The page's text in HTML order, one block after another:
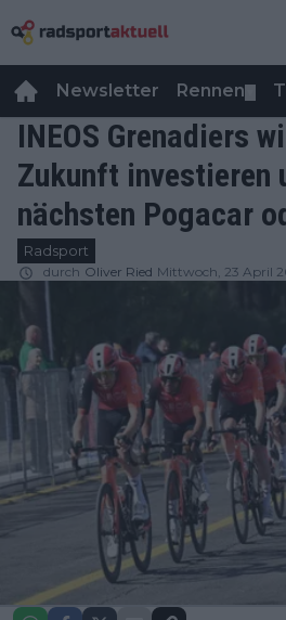
Newsletter Rennen
INEOS Grenadiers
Zukunft investieren
nächsten Pogacar
Radsport
durch Oliver Ried Mittwoch, 23 April